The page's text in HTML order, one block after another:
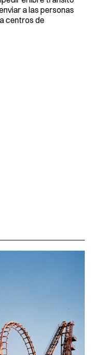
a las personas
centros de